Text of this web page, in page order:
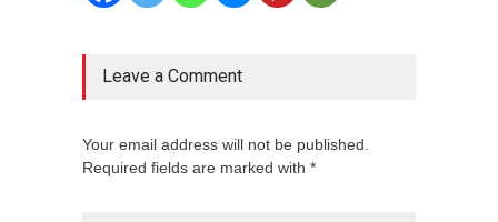
Leave a Comment
Your email address will not be published.
Required fields are marked with *